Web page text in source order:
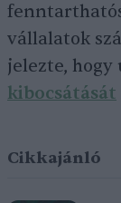
vállalatok
jelezte, hogy
kibocsátását
Cikkajánló